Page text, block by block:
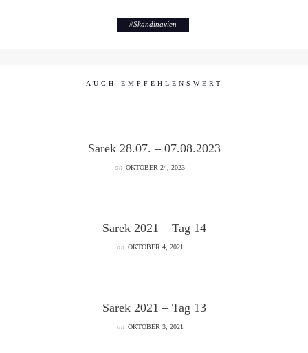
#Skandinavien
AUCH EMPFEHLENSWERT
Sarek 28.07. – 07.08.2023
on OKTOBER 24, 2023
Sarek 2021 – Tag 14
on OKTOBER 4, 2021
Sarek 2021 – Tag 13
on OKTOBER 3, 2021